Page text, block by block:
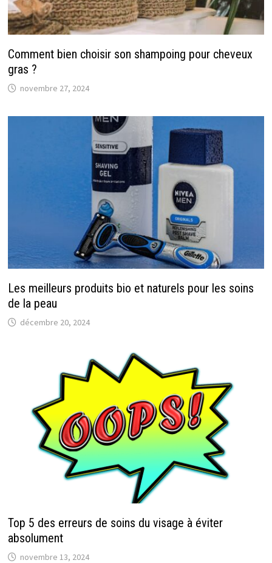
Comment bien choisir son shampoing pour cheveux
gras ?
novembre 27, 2024
Les meilleurs produits bio et naturels pour les soins
de la peau
décembre 20, 2024
Top 5 des erreurs de soins du visage à éviter
absolument
novembre 13, 2024